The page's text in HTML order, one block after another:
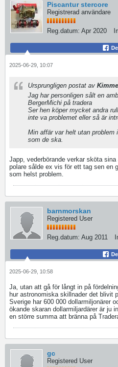
Piscantur stercore
Registrerad användare
Reg.datum: Apr 2020
2025-06-29, 10:07
Ursprungligen postat av
Jag har personligen sålt en
BergerMichi på tradera
Ser hen köper mycket andra
inte va problemet eller så är
Min affär var helt utan
som de ska.
Japp, vederbörande verkar sköta
polare sålde ex vis för ett tag sen en
som helst problem.
barnmorskan
Registered User
Reg.datum: Aug 2011
2025-06-29, 10:58
Ja, utan att gå för långt in på
hur astronomiska skillnader det blivit
Sverige har 600 000 dollarmiljonärer
ökande skaran dollarmiljardärer är ju
en större summa att bränna på
gc
Registered User